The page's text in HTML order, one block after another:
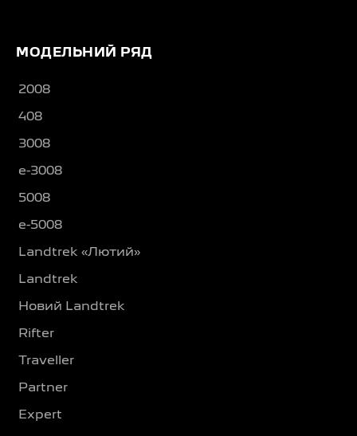
МОДЕЛЬНИЙ РЯД
2008
408
3008
e-3008
5008
e-5008
Landtrek «Лютий»
Landtrek
Новий Landtrek
Rifter
Traveller
Partner
Expert